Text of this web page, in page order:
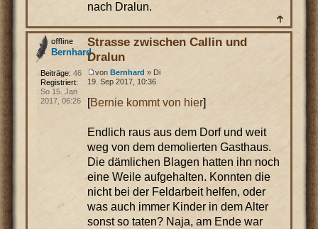
nach Dralun.
Strasse zwischen Callin und
Dralun
von Bernhard » Di
19. Sep 2017, 10:36
[Bernie kommt von hier]
Endlich raus aus dem Dorf und weit
weg von dem demolierten Gasthaus.
Die dämlichen Blagen hatten ihn noch
eine Weile aufgehalten. Konnten die
nicht bei der Feldarbeit helfen, oder
was auch immer Kinder in dem Alter
sonst so taten? Naja, am Ende war
Bernhard
Beiträge: 46
Registriert:
So 15. Jan
2017, 06:26